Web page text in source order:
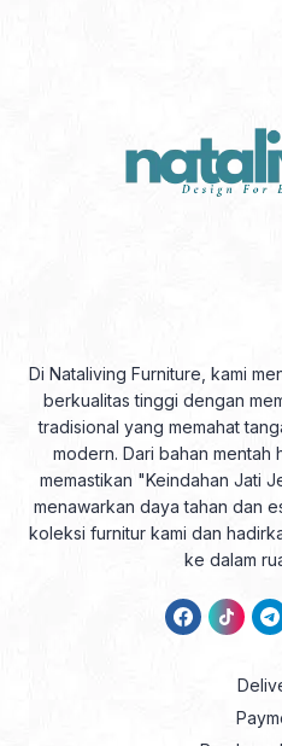
Di Nataliving Furniture, kami
berkualitas tinggi dengan
tradisional yang memahat
modern. Dari bahan mentah
memastikan "Keindahan Jati
menawarkan daya tahan dan
koleksi furnitur kami dan
ke dalam